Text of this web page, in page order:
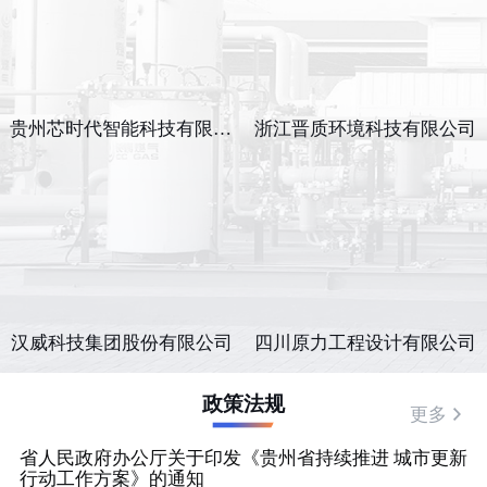
贵州芯时代智能科技有限公司 浙江晋质环境科技有限公司
汉威科技集团股份有限公司 四川原力工程设计有限公司
政策法规 更多
省人民政府办公厅关于印发《贵州省持续推进 城市更新
行动工作方案》的通知